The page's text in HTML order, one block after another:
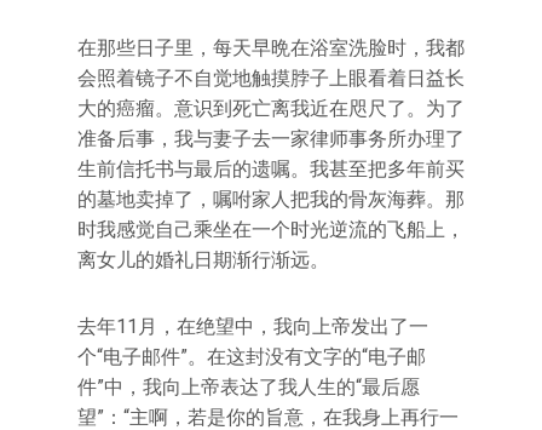
在那些日子里，每天早晩在浴室洗脸时，我都
会照着镜子不自觉地触摸脖子上眼看着日益长
大的癌瘤。意识到死亡离我近在咫尺了。为了
准备后事，我与妻子去一家律师事务所办理了
生前信托书与最后的遗嘱。我甚至把多年前买
的墓地卖掉了，嘱咐家人把我的骨灰海葬。那
时我感觉自己乘坐在一个时光逆流的飞船上，
离女儿的婚礼日期渐行渐远。
去年11月，在绝望中，我向上帝发出了一
个“电子邮件”。在这封没有文字的“电子邮
件”中，我向上帝表达了我人生的“最后愿
望”：“主啊，若是你的旨意，在我身上再行一